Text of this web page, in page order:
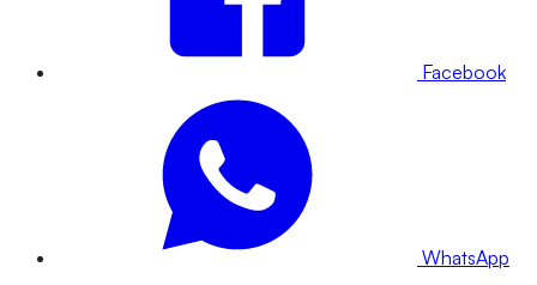
Facebook
WhatsApp